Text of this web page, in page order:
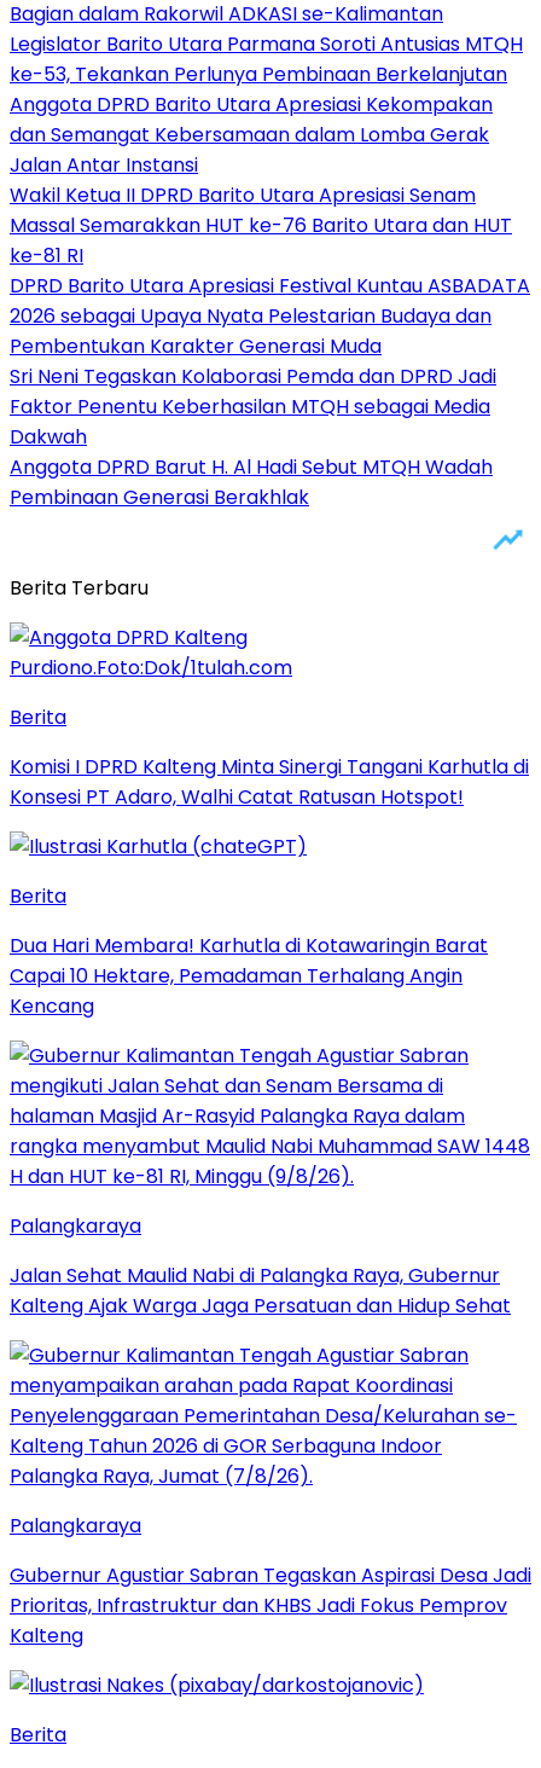
Bagian dalam Rakorwil ADKASI se-Kalimantan
Legislator Barito Utara Parmana Soroti Antusias MTQH
ke-53, Tekankan Perlunya Pembinaan Berkelanjutan
Anggota DPRD Barito Utara Apresiasi Kekompakan
dan Semangat Kebersamaan dalam Lomba Gerak
Jalan Antar Instansi
Wakil Ketua II DPRD Barito Utara Apresiasi Senam
Massal Semarakkan HUT ke-76 Barito Utara dan HUT
ke-81 RI
DPRD Barito Utara Apresiasi Festival Kuntau ASBADATA
2026 sebagai Upaya Nyata Pelestarian Budaya dan
Pembentukan Karakter Generasi Muda
Sri Neni Tegaskan Kolaborasi Pemda dan DPRD Jadi
Faktor Penentu Keberhasilan MTQH sebagai Media
Dakwah
Anggota DPRD Barut H. Al Hadi Sebut MTQH Wadah
Pembinaan Generasi Berakhlak
Berita Terbaru
Berita
Komisi I DPRD Kalteng Minta Sinergi Tangani Karhutla di
Konsesi PT Adaro, Walhi Catat Ratusan Hotspot!
Berita
Dua Hari Membara! Karhutla di Kotawaringin Barat
Capai 10 Hektare, Pemadaman Terhalang Angin
Kencang
Palangkaraya
Jalan Sehat Maulid Nabi di Palangka Raya, Gubernur
Kalteng Ajak Warga Jaga Persatuan dan Hidup Sehat
Palangkaraya
Gubernur Agustiar Sabran Tegaskan Aspirasi Desa Jadi
Prioritas, Infrastruktur dan KHBS Jadi Fokus Pemprov
Kalteng
Berita